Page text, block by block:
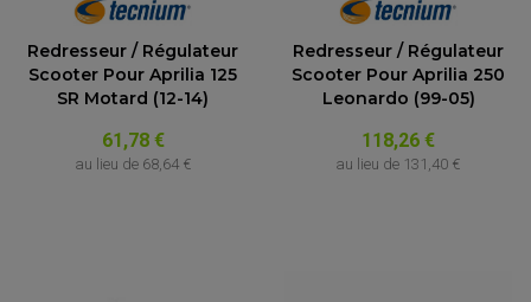
Redresseur / Régulateur
Scooter Pour Aprilia 125
SR Motard (12-14)
61,78 €
au lieu de 68,64 €
Redresseur / Régulateur
Scooter Pour Aprilia 250
Leonardo (99-05)
118,26 €
au lieu de 131,40 €